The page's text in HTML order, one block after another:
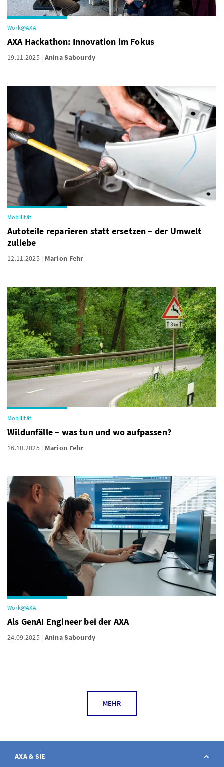
Work@AXA
AXA Hackathon: Innovation im Fokus
19.11.2025 Anina Sabourdy
Mobilität
Autoteile reparieren statt ersetzen – der Umwelt
zuliebe
12.11.2025 Marion Fehr
Mobilität
Wildunfälle – was tun und wo aufpassen?
16.10.2025 Marion Fehr
Work@AXA
Als GenAI Engineer bei der AXA
24.09.2025 Anina Sabourdy
MEHR
AXA & SIE